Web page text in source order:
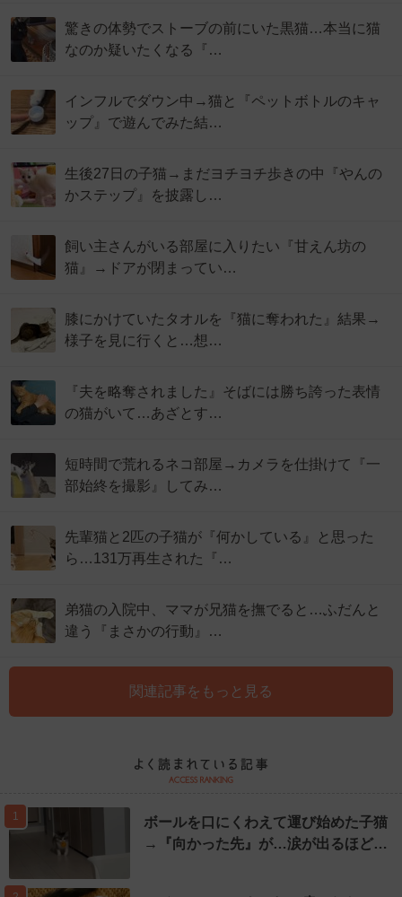
驚きの体勢でストーブの前にいた黒猫…本当に猫
なのか疑いたくなる『…
インフルでダウン中→猫と『ペットボトルのキャ
ップ』で遊んでみた結…
生後27日の子猫→まだヨチヨチ歩きの中『やんの
かステップ』を披露し…
飼い主さんがいる部屋に入りたい『甘えん坊の
猫』→ドアが閉まってい…
膝にかけていたタオルを『猫に奪われた』結果→
様子を見に行くと…想…
『夫を略奪されました』そばには勝ち誇った表情
の猫がいて…あざとす…
短時間で荒れるネコ部屋→カメラを仕掛けて『一
部始終を撮影』してみ…
先輩猫と2匹の子猫が『何かしている』と思った
ら…131万再生された『…
弟猫の入院中、ママが兄猫を撫でると…ふだんと
違う『まさかの行動』…
関連記事をもっと見る
1
ボールを口にくわえて運び始めた子猫
→『向かった先』が…涙が出るほど…